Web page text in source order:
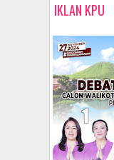
IKLAN KPU